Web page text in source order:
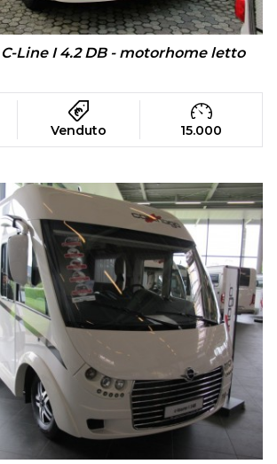
Line I 4.2 DB - motorhome letto
Venduto 15.000